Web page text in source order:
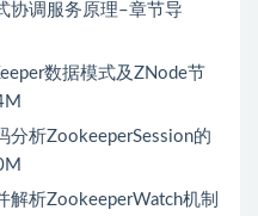
协调服务原理–章节导
数据模式及ZNode节
析ZookeeperSession的
析ZookeeperWatch机制